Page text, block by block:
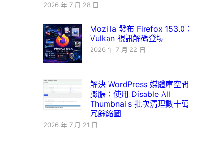
2026 年 7 月 28 日
Mozilla 發布 Firefox 153.0：
Vulkan 視訊解碼登場
2026 年 7 月 22 日
解決 WordPress 媒體庫空間
膨脹：使用 Disable All
Thumbnails 批次清理數十萬
冗餘縮圖
2026 年 7 月 21 日